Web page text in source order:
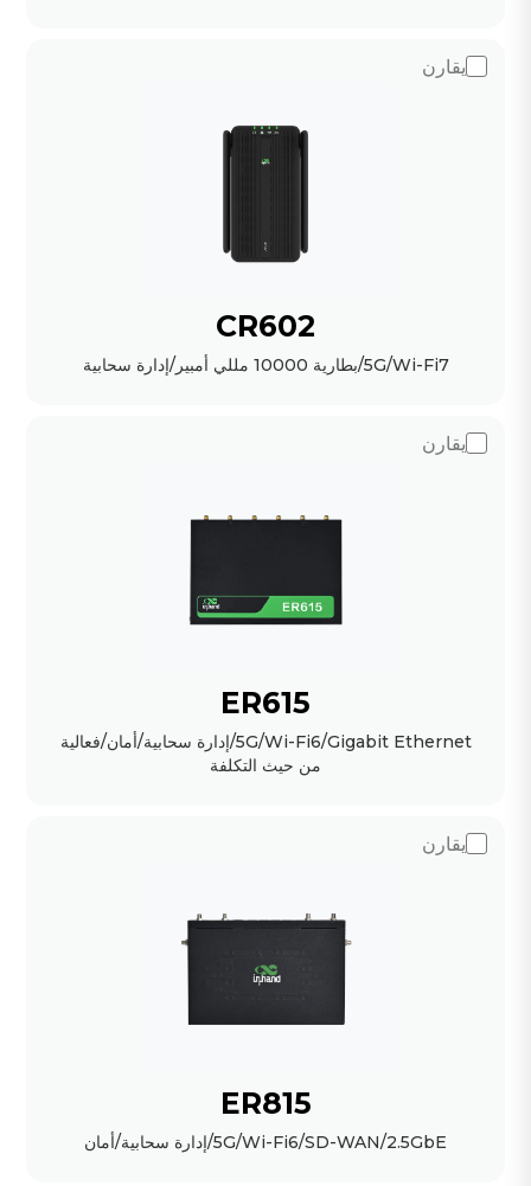
يقارن
CR602
5G/Wi-Fi7/بطارية 10000 مللي أمبير/إدارة سحابية
يقارن
ER615
5G/Wi-Fi6/Gigabit Ethernet/إدارة سحابية/أمان/فعالية
من حيث التكلفة
يقارن
ER815
5G/Wi-Fi6/SD-WAN/2.5GbE/إدارة سحابية/أمان